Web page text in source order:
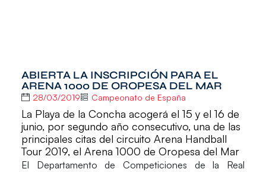
ABIERTA LA INSCRIPCIÓN PARA EL
ARENA 1000 DE OROPESA DEL MAR
28/03/2019 Campeonato de España
La Playa de la Concha acogerá el 15 y el 16 de
junio, por segundo año consecutivo, una de las
principales citas del circuito Arena Handball
Tour 2019, el Arena 1000 de Oropesa del Mar
El Departamento de Competiciones de la Real